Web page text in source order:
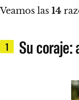
Veamos las 14
1 Su coraje: